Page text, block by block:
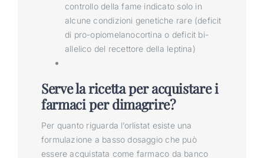
controllo della fame indicato solo in
alcune condizioni genetiche rare (deficit
di pro-opiomelanocortina o deficit bi-
allelico del recettore della leptina)
Serve la ricetta per acquistare i
farmaci per dimagrire?
Per quanto riguarda l’orlistat esiste una
formulazione a basso dosaggio che può
essere acquistata come farmaco da banco